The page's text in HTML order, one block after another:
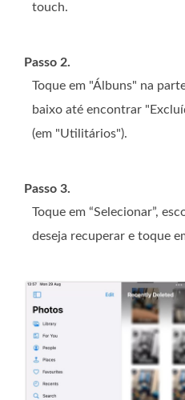
touch.
Passo 2.
Toque em "Álbuns" na
baixo até encontrar
(em "Utilitários").
Passo 3.
Toque em “Selecionar”,
deseja recuperar e toque